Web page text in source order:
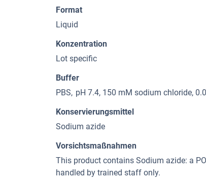
Format
Liquid
Konzentration
Lot specific
Buffer
PBS, pH 7.4, 150 mM sodium chloride,
Konservierungsmittel
Sodium azide
Vorsichtsmaßnahmen
This product contains Sodium azide: a
handled by trained staff only.